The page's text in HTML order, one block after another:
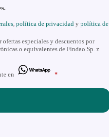
, política de privacidad y política de
especiales y descuentos por
o equivalentes de Findao Sp. z
en *